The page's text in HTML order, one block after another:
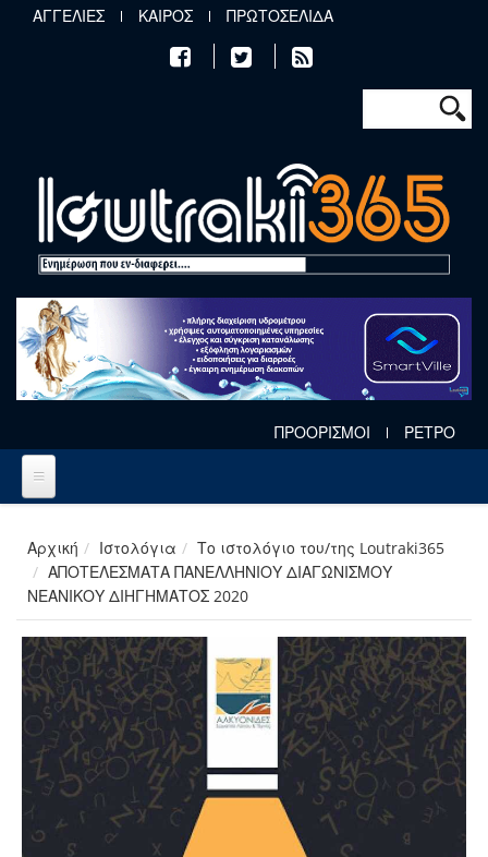
Παράκαμψη προς το κυρίως περιεχόμενο
ΑΓΓΕΛΙΕΣ ΚΑΙΡΟΣ ΠΡΩΤΟΣΕΛΙΔΑ
Φόρμα
Αναζήτηση
ΠΡΟΟΡΙΣΜΟΙ ΡΕΤΡΟ
Αρχική Ιστολόγια
Το ιστολόγιο του/της Loutraki365
ΑΠΟΤΕΛΕΣΜΑΤΑ ΠΑΝΕΛΛΗΝΙΟΥ ΔΙΑΓΩΝΙΣΜΟΥ
ΝΕΑΝΙΚΟΥ ΔΙΗΓΗΜΑΤΟΣ 2020